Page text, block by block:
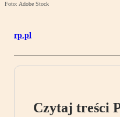
Foto: Adobe Stock
rp.pl
Czytaj treści